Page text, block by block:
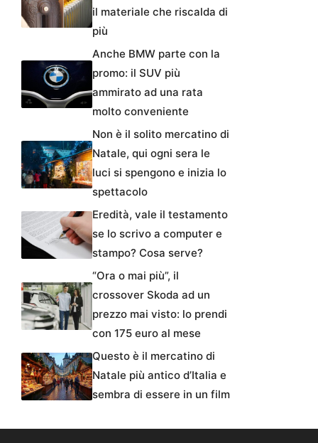
il materiale che riscalda di
più
Anche BMW parte con la
promo: il SUV più
ammirato ad una rata
molto conveniente
Non è il solito mercatino di
Natale, qui ogni sera le
luci si spengono e inizia lo
spettacolo
Eredità, vale il testamento
se lo scrivo a computer e
stampo? Cosa serve?
“Ora o mai più”, il
crossover Skoda ad un
prezzo mai visto: lo prendi
con 175 euro al mese
Questo è il mercatino di
Natale più antico d’Italia e
sembra di essere in un film